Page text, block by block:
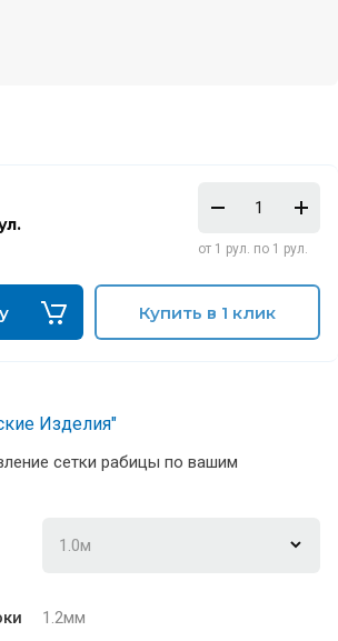
от 1 рул. по 1 рул.
Купить в 1 клик
Изделия"
сетки рабицы по вашим
1.2мм